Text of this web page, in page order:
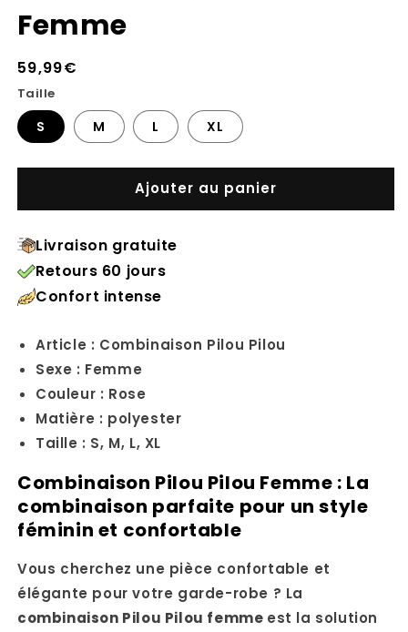
Femme
Prix
habituel
59,99€
Taille
S M L XL
Ajouter au panier
Livraison gratuite
Retours 60 jours
Confort intense
Article : Combinaison Pilou Pilou
Sexe : Femme
Couleur : Rose
Matière : polyester
Taille : S, M, L, XL
Combinaison Pilou Pilou Femme : La
combinaison parfaite pour un style
féminin et confortable
Vous cherchez une pièce confortable et
élégante pour votre garde-robe ? La
combinaison Pilou Pilou femme est la solution